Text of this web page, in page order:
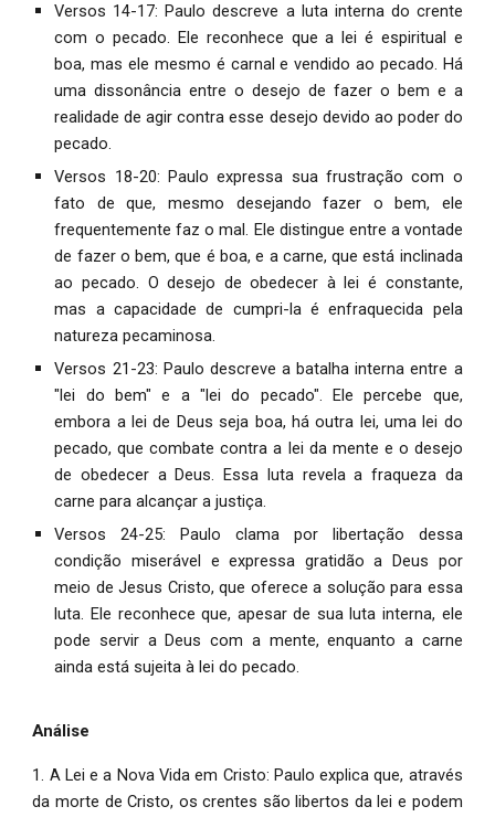
Versos 14-17: Paulo descreve a luta interna do crente
com o pecado. Ele reconhece que a lei é espiritual e
boa, mas ele mesmo é carnal e vendido ao pecado. Há
uma dissonância entre o desejo de fazer o bem e a
realidade de agir contra esse desejo devido ao poder do
pecado.
Versos 18-20: Paulo expressa sua frustração com o
fato de que, mesmo desejando fazer o bem, ele
frequentemente faz o mal. Ele distingue entre a vontade
de fazer o bem, que é boa, e a carne, que está inclinada
ao pecado. O desejo de obedecer à lei é constante,
mas a capacidade de cumpri-la é enfraquecida pela
natureza pecaminosa.
Versos 21-23: Paulo descreve a batalha interna entre a
"lei do bem" e a "lei do pecado". Ele percebe que,
embora a lei de Deus seja boa, há outra lei, uma lei do
pecado, que combate contra a lei da mente e o desejo
de obedecer a Deus. Essa luta revela a fraqueza da
carne para alcançar a justiça.
Versos 24-25: Paulo clama por libertação dessa
condição miserável e expressa gratidão a Deus por
meio de Jesus Cristo, que oferece a solução para essa
luta. Ele reconhece que, apesar de sua luta interna, ele
pode servir a Deus com a mente, enquanto a carne
ainda está sujeita à lei do pecado.
Análise
1. A Lei e a Nova Vida em Cristo: Paulo explica que, através
da morte de Cristo, os crentes são libertos da lei e podem